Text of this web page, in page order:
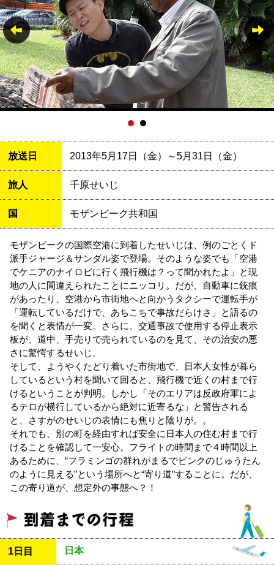
放送日 2013年5月17日（金）～5月31日（金）
旅人 千原せいじ
国 モザンビーク共和国
モザンビークの国際空港に到着したせいじは、例のごとくド
派手ジャージ＆サンダル姿で登場。そのような姿でも「空港
でケニアのナイロビに行く飛行機は？って聞かれたよ」と現
地の人に間違えられたことにニッコリ。だが、自動車に銃痕
があったり、空港から市街地へと向かうタクシーで運転手が
「運転しているだけで、あちこちで事故だらけさ」と語るの
を聞くと表情が一変。さらに、交通事故で使用する停止表示
板が、道中、手売りで売られているのを見て、その治安の悪
さに驚愕するせいじ。
そして、ようやくたどり着いた市街地で、日本人女性が暮ら
しているという村を聞いて回ると、飛行機で近くの村まで行
けるということが判明。しかし「そのエリアは反政府軍によ
るテロが横行しているから絶対に近寄るな」と警告される
と、さすがのせいじの表情にも焦りと陰りが。。
それでも、別の町を経由すれば安全に日本人の住む村まで行
けることを確認して一安心。フライトの時間まで４時間以上
あるために、“フラミンゴの群れがまるでピンクのじゅうたん
のように見える”という場所へと“寄り道”することに。だが、
この寄り道が、想定外の事態へ？！
1日目 日本